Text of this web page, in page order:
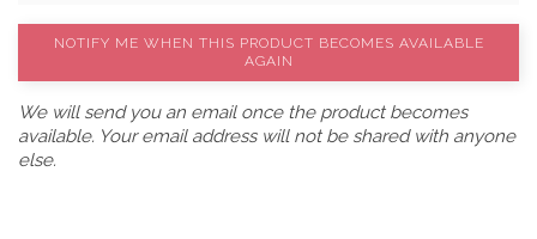
NOTIFY ME WHEN THIS PRODUCT BECOMES AVAILABLE
AGAIN
We will send you an email once the product becomes
available. Your email address will not be shared with anyone
else.